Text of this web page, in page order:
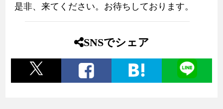
是非、来てください。お待ちしております。
SNSでシェア